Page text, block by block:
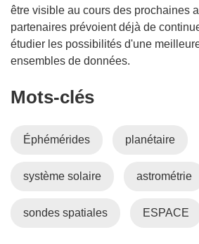
n
s
u
v
l
e
être visible au cours des prochaines
partenaires prévoient déjà de
étudier les possibilités d'une
ensembles de données.
Mots‑clés
Éphémérides planétaire
système solaire astrométrie
sondes spatiales ESPACE